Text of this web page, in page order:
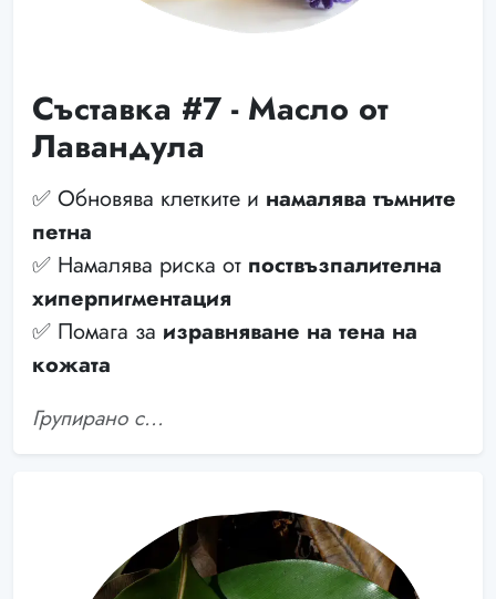
Съставка #7 - Масло от
Лавандула
✅ Обновява клетките и намалява тъмните
петна
✅ Намалява риска от поствъзпалителна
хиперпигментация
✅ Помага за изравняване на тена на
кожата
Групирано с...